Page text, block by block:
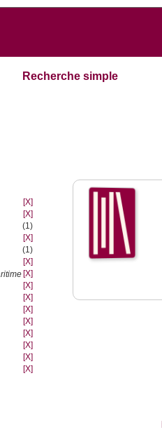
Recherche simple
[X]
[X]
(1)
[X]
(1)
[X]
[X]
[X]
[X]
[X]
[X]
[X]
[X]
[X]
[X]